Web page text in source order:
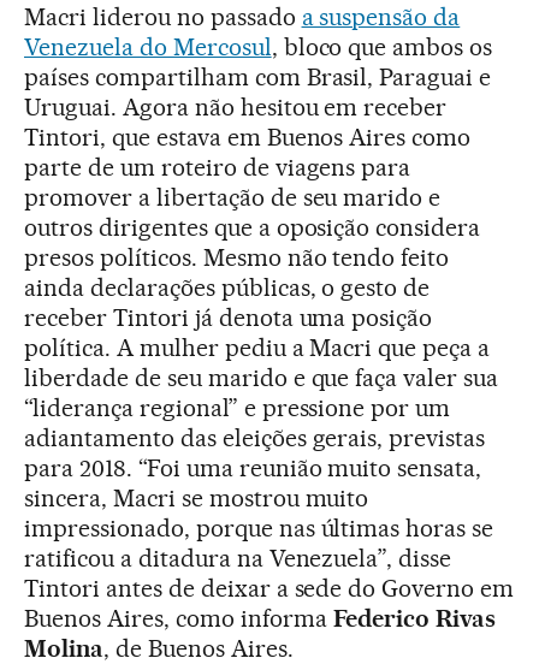
Macri liderou no passado a suspensão da
Venezuela do Mercosul, bloco que ambos os
países compartilham com Brasil, Paraguai e
Uruguai. Agora não hesitou em receber
Tintori, que estava em Buenos Aires como
parte de um roteiro de viagens para
promover a libertação de seu marido e
outros dirigentes que a oposição considera
presos políticos. Mesmo não tendo feito
ainda declarações públicas, o gesto de
receber Tintori já denota uma posição
política. A mulher pediu a Macri que peça a
liberdade de seu marido e que faça valer sua
“liderança regional” e pressione por um
adiantamento das eleições gerais, previstas
para 2018. “Foi uma reunião muito sensata,
sincera, Macri se mostrou muito
impressionado, porque nas últimas horas se
ratificou a ditadura na Venezuela”, disse
Tintori antes de deixar a sede do Governo em
Buenos Aires, como informa Federico Rivas
Molina, de Buenos Aires.